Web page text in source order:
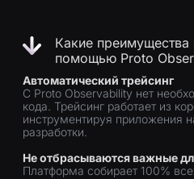
Какие преимущества
помощью Proto
Автоматический трейсинг
С Proto Observability нет
кода. Трейсинг работает из
инструментируя приложения
разработки.
Не отбрасываются важные
Платформа собирает 100%